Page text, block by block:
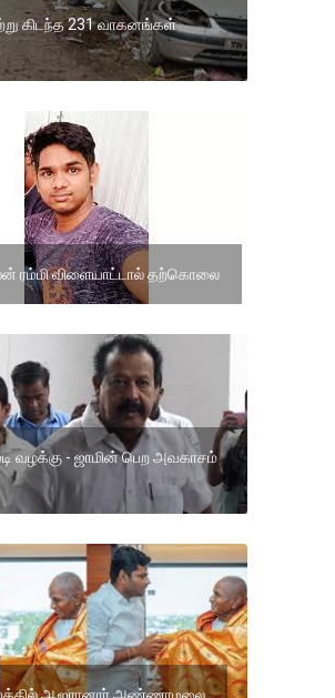
கிடந்த 231 வாகனங்கள்
ரம்மி விளையாட்டால் தற்கொலை
வழக்கு - ஜாமின் பெற அவகாசம்